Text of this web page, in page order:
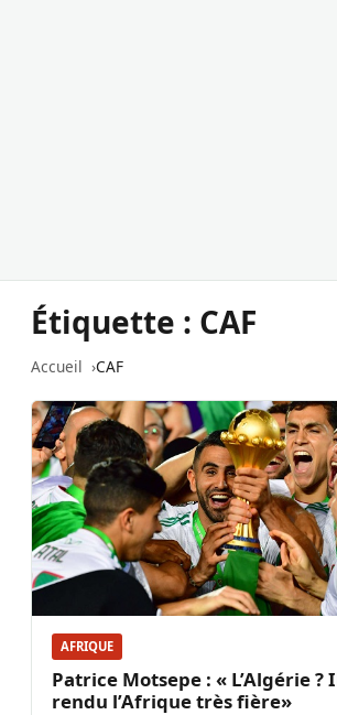
Étiquette : CAF
Accueil CAF
AFRIQUE
Patrice Motsepe : « L’Algérie ?
rendu l’Afrique très fière»